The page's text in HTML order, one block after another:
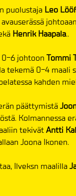
puolustaja Leo Lööf
Henrik Haapala..
0-6 johtoon Tommi
tekemä 0-4 maali
kahden
päättymistä
Kolmannessa
tekivätAntti
Joona Ikonen.
Ilveksn maalilla